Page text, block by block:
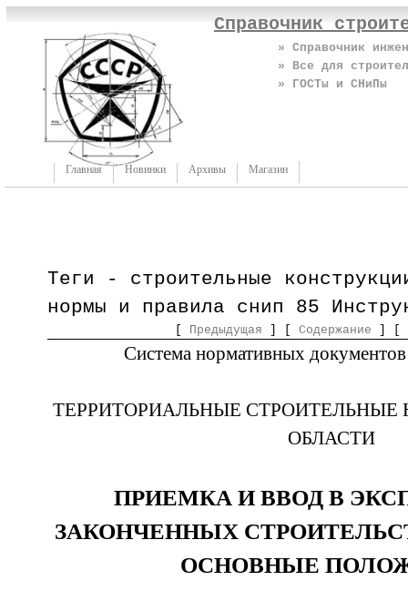
Справочник
» Справочник
» Все для
» ГОСТы и СНиПы
Главная Новинки Архивы Магазин
Теги - строительные
нормы и правила снип 85
Предыдущая Содержание
Система нормативных документов
ТЕРРИТОРИАЛЬНЫЕ
ОБЛАСТИ
ПРИЕМКА И ВВОД В
ЗАКОНЧЕННЫХ
ОСНОВНЫЕ